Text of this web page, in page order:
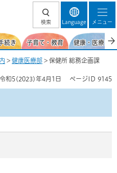
検索 Language メニュー
続き 子育て・教育 健康・医療・
> 健康医療部 > 保健所 総務企画課
令和5(2023)年4月1日 ページID 9145